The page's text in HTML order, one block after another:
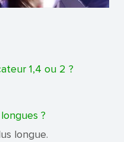
1,4 ou 2 ?
?
longue.